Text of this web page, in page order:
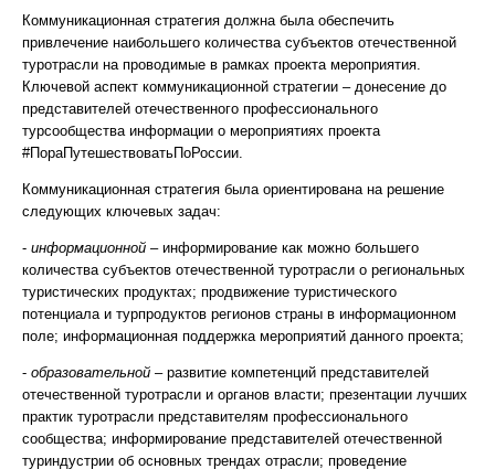
Коммуникационная стратегия должна была обеспечить
привлечение наибольшего количества субъектов отечественной
туротрасли на проводимые в рамках проекта мероприятия.
Ключевой аспект коммуникационной стратегии – донесение до
представителей отечественного профессионального
турсообщества информации о мероприятиях проекта
#ПораПутешествоватьПоРоссии.
Коммуникационная стратегия была ориентирована на решение
следующих ключевых задач:
- информационной – информирование как можно большего
количества субъектов отечественной туротрасли о региональных
туристических продуктах; продвижение туристического
потенциала и турпродуктов регионов страны в информационном
поле; информационная поддержка мероприятий данного проекта;
- образовательной – развитие компетенций представителей
отечественной туротрасли и органов власти; презентации лучших
практик туротрасли представителям профессионального
сообщества; информирование представителей отечественной
туриндустрии об основных трендах отрасли; проведение